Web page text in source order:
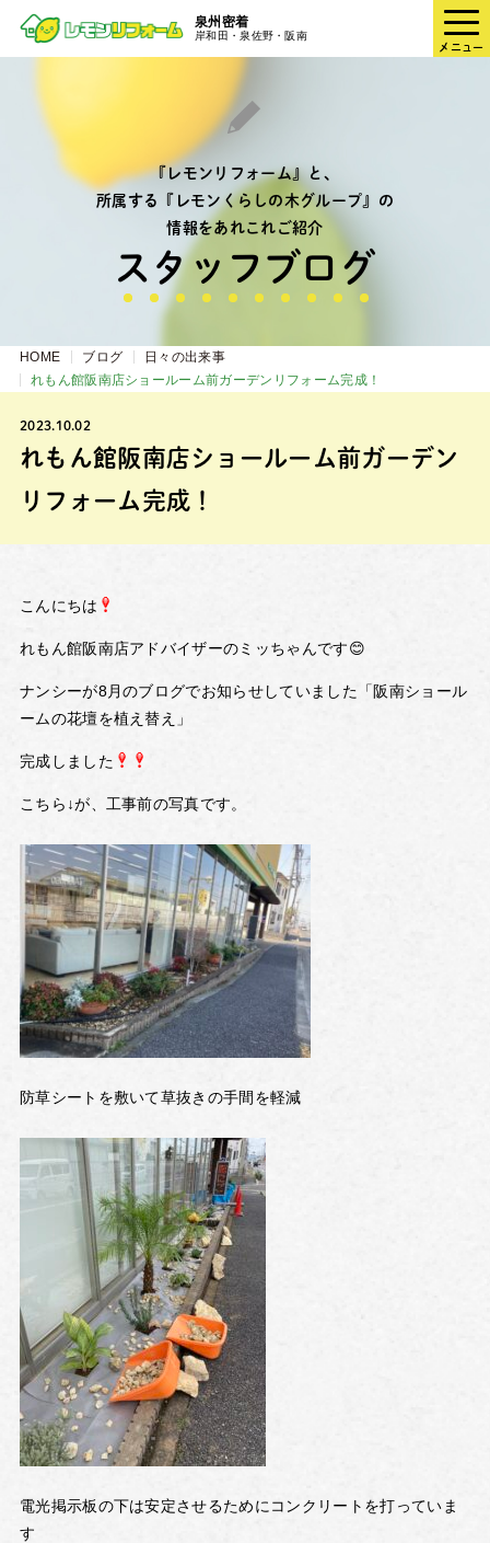
泉州密着
岸和田・泉佐野・阪南
メニュー
『レモンリフォーム』と、
所属する『レモンくらしの木グループ』の
情報をあれこれご紹介
スタッフブログ
HOME ブログ
日々の出来事
れもん館阪南店ショールーム前ガーデンリフォーム完成！
2023.10.02
れもん館阪南店ショールーム前ガーデン
リフォーム完成！
こんにちは
れもん館阪南店アドバイザーのミッちゃんです😊
ナンシーが8月のブログでお知らせしていました「阪南ショール
ームの花壇を植え替え」
完成しました
こちら↓が、工事前の写真です。
防草シートを敷いて草抜きの手間を軽減
電光掲示板の下は安定させるためにコンクリートを打っていま
す